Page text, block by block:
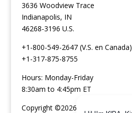
3636 Woodview Trace
Indianapolis, IN
46268-3196 U.S.
+1-800-549-2647 (V.S. en Canada)
+1-317-875-8755
Hours: Monday-Friday
8:30am to 4:45pm ET
Copyright ©2026